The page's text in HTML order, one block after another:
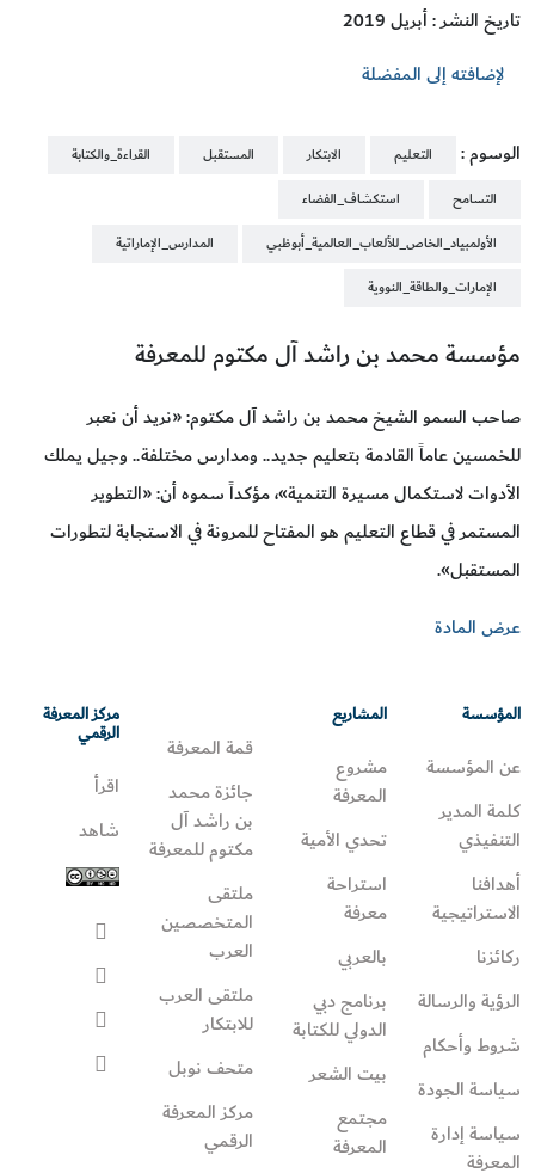
تاريخ النشر : أبريل 2019
لإضافته إلى المفضلة
الوسوم : التعليم الابتكار المستقبل
القراءة_والكتابة
التسامح
استكشاف_الفضاء
الأولمبياد_الخاص_للألعاب_العالمية_أبوظبي
المدارس_الإماراتية
الإمارات_والطاقة_النووية
مؤسسة محمد بن راشد آل مكتوم للمعرفة
صاحب السمو الشيخ محمد بن راشد آل مكتوم: «نريد أن نعبر
للخمسين عاماً القادمة بتعليم جديد.. ومدارس مختلفة.. وجيل يملك
الأدوات لاستكمال مسيرة التنمية»، مؤكداً سموه أن: «التطوير
المستمر في قطاع التعليم هو المفتاح للمرونة في الاستجابة لتطورات
المستقبل».
عرض المادة
المؤسسة
عن المؤسسة
كلمة المدير
التنفيذي
أهدافنا
الاستراتيجية
ركائزنا
الرؤية والرسالة
شروط وأحكام
سياسة الجودة
سياسة إدارة
المعرفة
المشاريع
مشروع
المعرفة
تحدي الأمية
استراحة
معرفة
بالعربي
برنامج دبي
الدولي للكتابة
بيت الشعر
مجتمع
المعرفة
قمة المعرفة
جائزة محمد
بن راشد آل
مكتوم للمعرفة
ملتقى
المتخصصين
العرب
ملتقى العرب
للابتكار
متحف نوبل
مركز المعرفة
الرقمي
مركز المعرفة
الرقمي
اقرأ
شاهد